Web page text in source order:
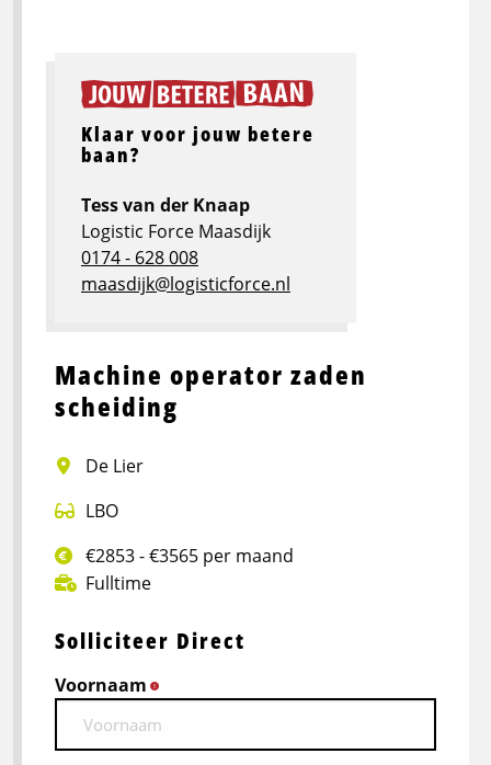
Machine operator zaden
scheiding
De Lier
LBO
€2853 - €3565 per maand
Fulltime
Solliciteer Direct
Voornaam
Klaar voor jouw betere
baan?
Tess van der Knaap
Logistic Force Maasdijk
0174 - 628 008
maasdijk@logisticforce.nl